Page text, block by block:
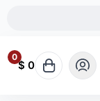
0
0 $